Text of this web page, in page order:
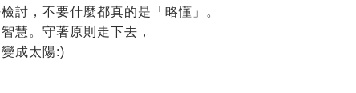
討，不要什麼都真的是「略懂」。
慧。守著原則走下去，
成太陽:)